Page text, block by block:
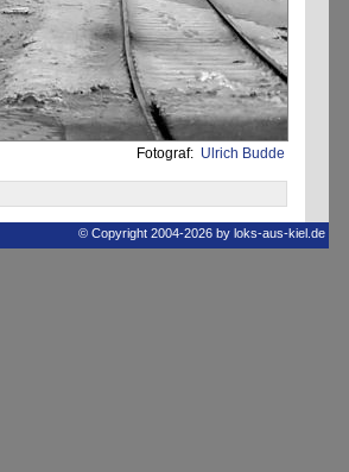
Fotograf: Ulrich Budde
© Copyright 2004-2026 by loks-aus-kiel.de